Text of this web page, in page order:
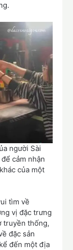
người Sài
cảm nhận
của một
tìm về
vị đặc trưng
truyền thống,
đặc sản
đến một địa